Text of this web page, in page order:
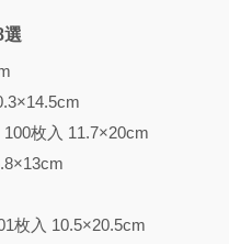
選
枚入 11.7×20cm
枚入 10.5×20.5cm